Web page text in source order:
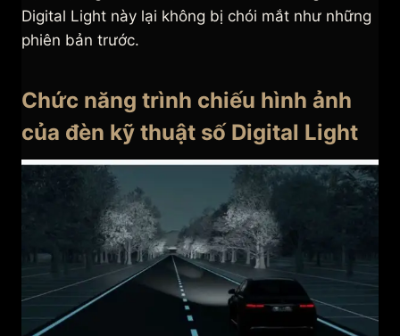
Digital Light này lại không bị chói mắt như những
phiên bản trước.
Chức năng trình chiếu hình ảnh
của đèn kỹ thuật số Digital Light